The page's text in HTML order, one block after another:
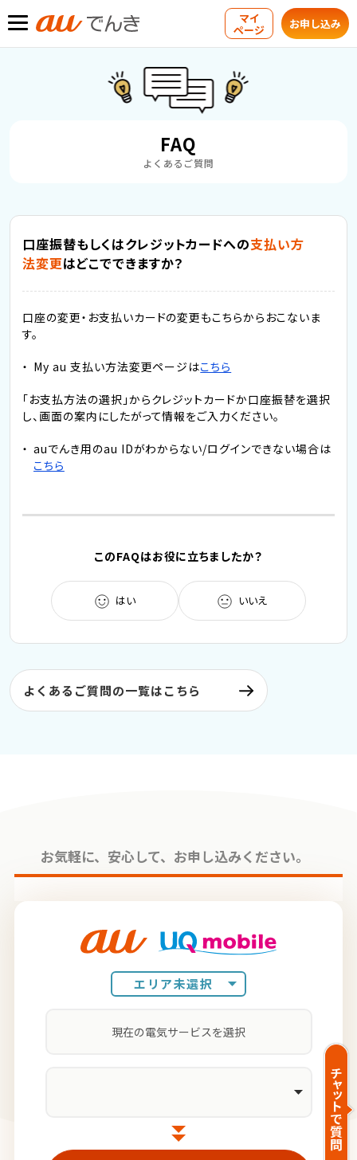
マイ
ページ お申し込み
FAQ
よくあるご質問
口座振替もしくはクレジットカードへの支払い方
法変更はどこでできますか？
口座の変更・お支払いカードの変更もこちらからおこないま
す。
My au 支払い方法変更ページはこちら
「お支払方法の選択」からクレジットカードか口座振替を選択
し、画面の案内にしたがって情報をご入力ください。
auでんき用のau IDがわからない/ログインできない場合は
こちら
このFAQはお役に立ちましたか？
はい いいえ
よくあるご質問の一覧はこちら
お気軽に、安⼼して、お申し込みください。
エリア未選択